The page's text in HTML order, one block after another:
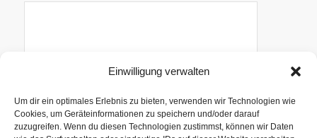
Einwilligung verwalten
Um dir ein optimales Erlebnis zu bieten, verwenden wir Technologien wie
Cookies, um Geräteinformationen zu speichern und/oder darauf
zuzugreifen. Wenn du diesen Technologien zustimmst, können wir Daten